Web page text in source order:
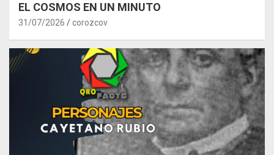
EL COSMOS EN UN MINUTO
31/07/2026 corozcov